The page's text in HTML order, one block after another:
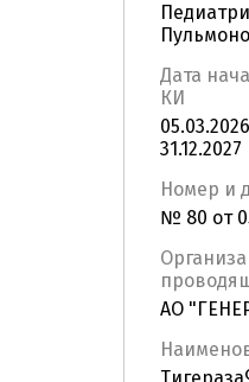
Дата
КИ
31.12.2027
Номер и
№ 80 от
АО